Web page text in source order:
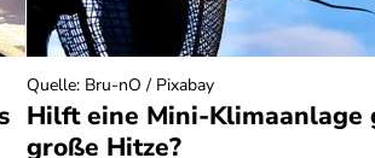
Hilft eine Mini-Klimaanlage
große Hitze?
Quelle: Bru-nO / Pixabay